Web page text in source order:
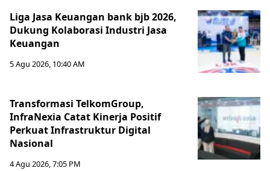
Liga Jasa Keuangan bank bjb 2026,
Dukung Kolaborasi Industri Jasa
Keuangan
5 Agu 2026, 10:40 AM
Transformasi TelkomGroup,
InfraNexia Catat Kinerja Positif
Perkuat Infrastruktur Digital
Nasional
4 Agu 2026, 7:05 PM